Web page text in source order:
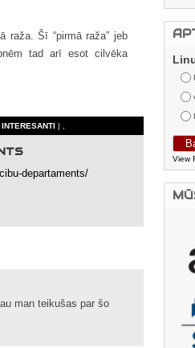
raža. Šī “pirmā raža” jeb
tad arī esot cilvēka
INTERESANTI | ,
departaments/
man teikušas par šo
View